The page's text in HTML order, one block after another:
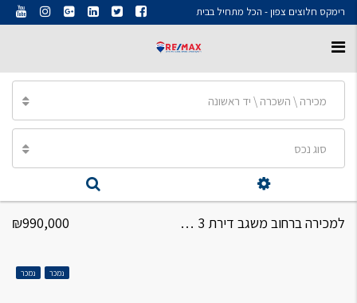
רימקס חלוצים צפון - הכל מתחיל בבית
מכירה \ השכרה \ יד ראשונה
סוג נכס
למכירה ברחוב משגב דירת 3 חדרים ₪990,000
נמכר נמכר